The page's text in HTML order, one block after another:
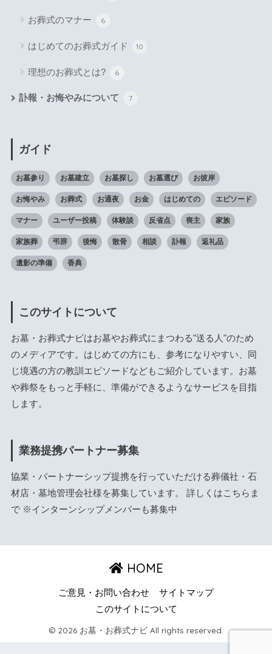
お葬式のマナー 6
はじめてのお葬式ガイド 10
理想のお葬式とは? 6
訃報・お悔やみについて 7
ガイド
お墓参り お墓建立 お墓探し お墓選び お彼岸
お悔やみ お葬式 お通夜 お金 はじめての エピソード
マナー ユーザー投稿 体験談 反省点 喪主 家族
家族葬 弔辞 後悔 散骨 相談 訃報 返礼品
遺影の準備 香典
このサイトについて
お墓・お葬式ナビはお墓やお葬式にまつわる"送る人"のため
のメディアです。はじめての方にも、参考になりやすい、同
じ境遇の方の教訓エピソードなどもご紹介しています。お墓
や葬祭をもっと手軽に、準備ができるようなサービスを目指
します。
業務提携パートナー募集
協業・パートナーシップ提携を行っていただける葬儀社・石
材店・墓地管理会社様を募集しています。 詳しくはこちら ま
で ※インターンシップメンバーも募集中
HOME
ご意見・お問い合わせ
サイトマップ
このサイトについて
© 2026 お墓・お葬式ナビ All rights reserved.